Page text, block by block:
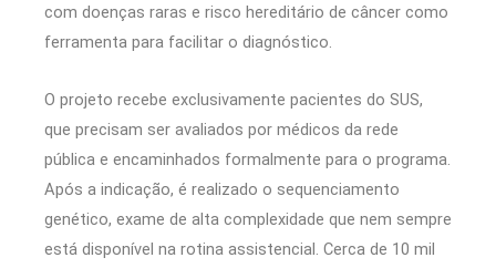
com doenças raras e risco hereditário de câncer como
ferramenta para facilitar o diagnóstico.
O projeto recebe exclusivamente pacientes do SUS,
que precisam ser avaliados por médicos da rede
pública e encaminhados formalmente para o programa.
Após a indicação, é realizado o sequenciamento
genético, exame de alta complexidade que nem sempre
está disponível na rotina assistencial. Cerca de 10 mil